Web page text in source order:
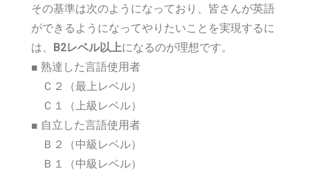
その基準は次のようになっており、皆さんが英語
ができるようになってやりたいことを実現するに
は、 B2レベル以上になるのが理想です。
■ 熟達した言語使用者
Ｃ２（最上レベル）
Ｃ１（上級レベル）
■ 自立した言語使用者
Ｂ２（中級レベル）
Ｂ１（中級レベル）